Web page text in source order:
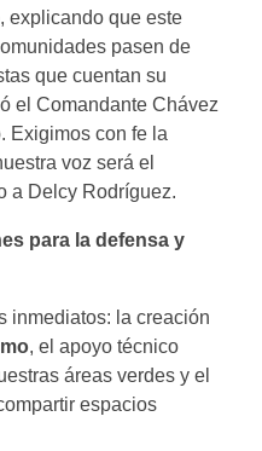
explicando que este
pasen de
que cuentan su
el Comandante Chávez
Exigimos con fe la
voz será el
a Delcy Rodríguez.
para la defensa y
inmediatos: la creación
, el apoyo técnico
áreas verdes y el
espacios